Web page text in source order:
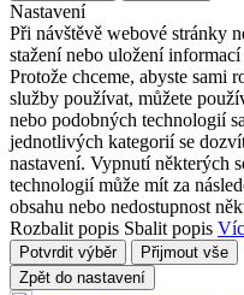
Nastavení
Při návštěvě webové stránky
stažení nebo uložení
Protože chceme, abyste sami
služby používat, můžete
nebo podobných technologií
jednotlivých kategorií se
nastavení. Vypnutí některých
technologií může mít za
obsahu nebo nedostupnost
Rozbalit popis Sbalit popis
Potvrdit výběr
Přijmout vše
Zpět do nastavení